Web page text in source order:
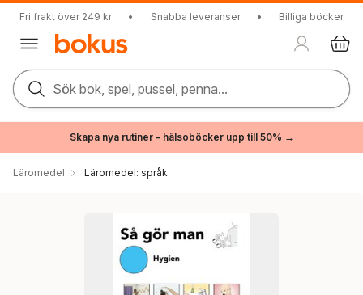
Fri frakt över 249 kr • Snabba leveranser • Billiga böcker
Sök bok, spel, pussel, penna...
Skapa nya rutiner – hälsoböcker upp till 50% →
Läromedel Läromedel: språk